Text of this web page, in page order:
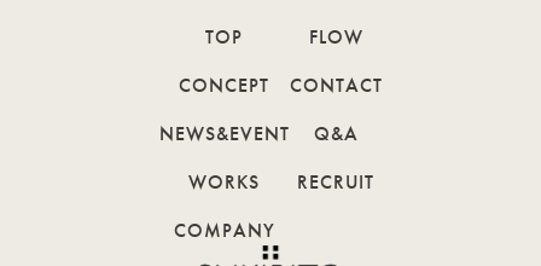
TOP
CONCEPT
NEWS&EVENT
WORKS
COMPANY
FLOW
CONTACT
Q&A
RECRUIT